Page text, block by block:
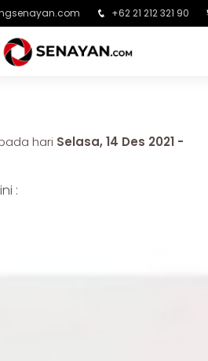
+62 21 212 321 90
hari Selasa, 14 Des 2021 -
: